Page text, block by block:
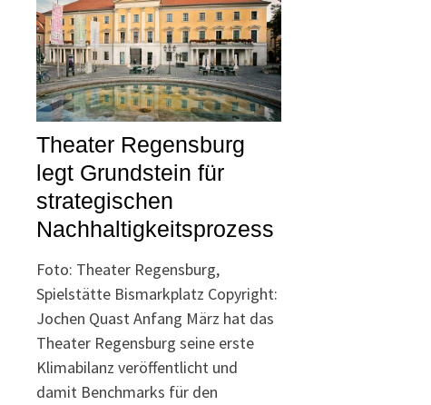
Theater Regensburg
legt Grundstein für
strategischen
Nachhaltigkeitsprozess
Foto: Theater Regensburg,
Spielstätte Bismarkplatz Copyright:
Jochen Quast Anfang März hat das
Theater Regensburg seine erste
Klimabilanz veröffentlicht und
damit Benchmarks für den